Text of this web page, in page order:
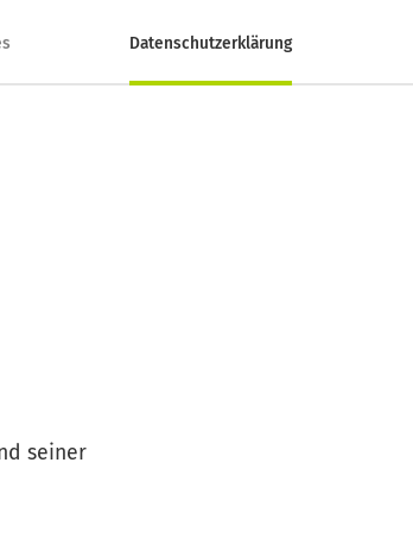
Datenschutzerklärung
seiner